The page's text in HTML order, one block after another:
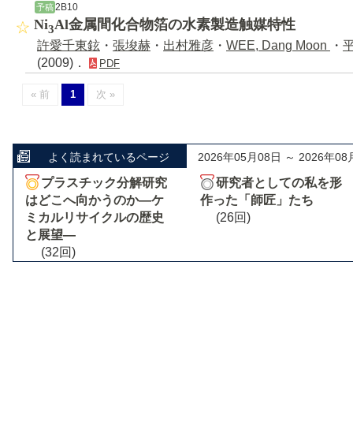
予稿 2B10
Ni3Al金属間化合物箔の水素製造触媒特性
許愛千東鉉 ・ 張埈赫 ・ 出村雅彦 ・ WEE, Dang Moon ・
(2009)．
PDF
« 前 1 次 »
よく読まれているページ 2026年05月08日 ～ 2026年08
プラスチック分解研究
はどこへ向かうのか―ケ
ミカルリサイクルの歴史
と展望―
(32回)
研究者としての私を形
作った「師匠」たち
(26回)